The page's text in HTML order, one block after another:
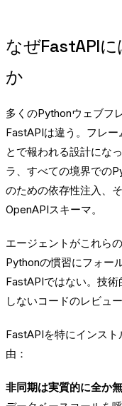
なぜFastAPIに
か
多くのPythonウェブフ
FastAPIは違う。フレ
とで報われる設計にな
ラ、すべての境界での
のための依存性注入、
OpenAPIスキーマ。
エージェントがこれら
Pythonの慣習にフォー
FastAPIではない。技
しないコードのレビュ
FastAPIを特にインス
由：
非同期は実質的に全か無